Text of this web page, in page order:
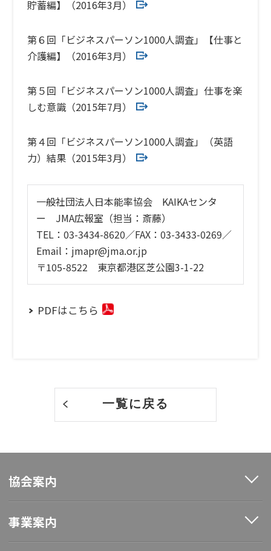
貯蓄編】（2016年3月）
第６回「ビジネスパーソン1000人調査」【仕事と
介護編】（2016年3月）
第５回「ビジネスパーソン1000人調査」仕事を楽
しむ意識（2015年7月）
第４回「ビジネスパーソン1000人調査」（英語
力）結果（2015年3月）
一般社団法人日本能率協会 KAIKAセンタ
ー JMA広報室（担当：斎藤）
TEL：03-3434-8620／FAX：03-3433-0269／
Email：jmapr@jma.or.jp
〒105-8522 東京都港区芝公園3-1-22
PDFはこちら
一覧に戻る
協会案内
事業案内